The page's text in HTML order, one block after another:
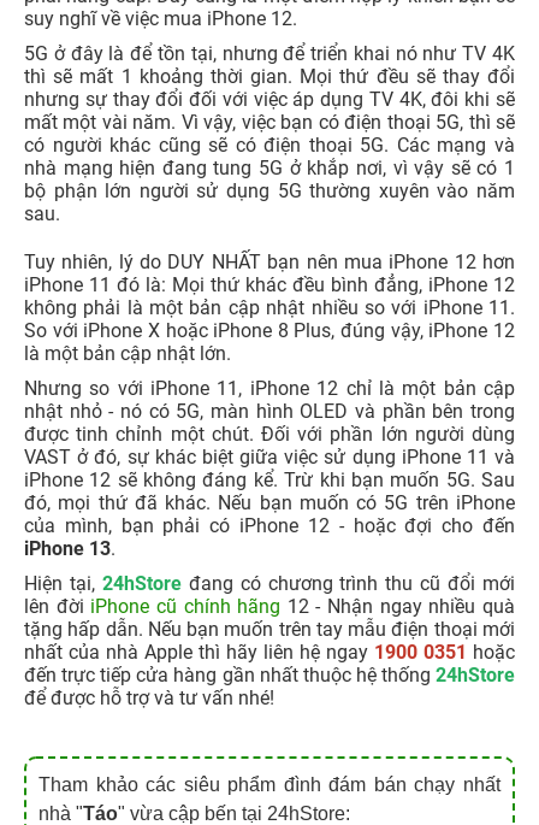
suy nghĩ về việc mua iPhone 12.
5G ở đây là để tồn tại, nhưng để triển khai nó như TV 4K
thì sẽ mất 1 khoảng thời gian. Mọi thứ đều sẽ thay đổi
nhưng sự thay đổi đối với việc áp dụng TV 4K, đôi khi sẽ
mất một vài năm. Vì vậy, việc bạn có điện thoại 5G, thì sẽ
có người khác cũng sẽ có điện thoại 5G. Các mạng và
nhà mạng hiện đang tung 5G ở khắp nơi, vì vậy sẽ có 1
bộ phận lớn người sử dụng 5G thường xuyên vào năm
sau.
Tuy nhiên, lý do DUY NHẤT bạn nên mua iPhone 12 hơn
iPhone 11 đó là: Mọi thứ khác đều bình đẳng, iPhone 12
không phải là một bản cập nhật nhiều so với iPhone 11.
So với iPhone X hoặc iPhone 8 Plus, đúng vậy, iPhone 12
là một bản cập nhật lớn.
Nhưng so với iPhone 11, iPhone 12 chỉ là một bản cập
nhật nhỏ - nó có 5G, màn hình OLED và phần bên trong
được tinh chỉnh một chút. Đối với phần lớn người dùng
VAST ở đó, sự khác biệt giữa việc sử dụng iPhone 11 và
iPhone 12 sẽ không đáng kể. Trừ khi bạn muốn 5G. Sau
đó, mọi thứ đã khác. Nếu bạn muốn có 5G trên iPhone
của mình, bạn phải có iPhone 12 - hoặc đợi cho đến
iPhone 13.
Hiện tại, 24hStore đang có chương trình thu cũ đổi mới
lên đời iPhone cũ chính hãng 12 - Nhận ngay nhiều quà
tặng hấp dẫn. Nếu bạn muốn trên tay mẫu điện thoại mới
nhất của nhà Apple thì hãy liên hệ ngay 1900 0351 hoặc
đến trực tiếp cửa hàng gần nhất thuộc hệ thống 24hStore
để được hỗ trợ và tư vấn nhé!
Tham khảo các siêu phẩm đình đám bán chạy nhất
nhà "Táo" vừa cập bến tại 24hStore: